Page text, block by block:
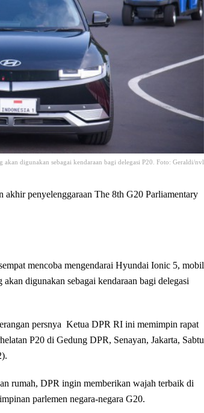
digunakan sebagai kendaraan bagi delegasi P20. Foto: Geraldi/nvl
penyelenggaraan The 8th G20 Parliamentary
mencoba mengendarai Hyundai Ionic 5, mobil
akan digunakan sebagai kendaraan bagi delegasi
persnya Ketua DPR RI ini memimpin rapat
P20 di Gedung DPR, Senayan, Jakarta, Sabtu
rumah, DPR ingin memberikan wajah terbaik di
parlemen negara-negara G20.